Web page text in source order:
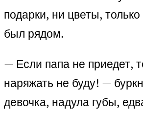
подарки, ни цветы,
был рядом.
— Если папа не приедет,
наряжать не буду! —
девочка, надула губы,